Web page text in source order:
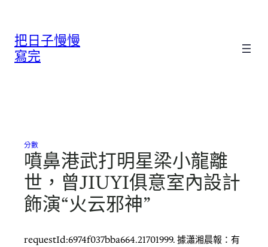
把日子慢慢
寫完
分數
噴鼻港武打明星梁小龍離
世，曾JIUYI俱意室內設計
飾演“火云邪神”
requestId:6974f037bba664.21701999. 據瀟湘晨報：有